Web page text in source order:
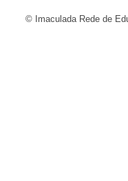
© Imaculada Rede de